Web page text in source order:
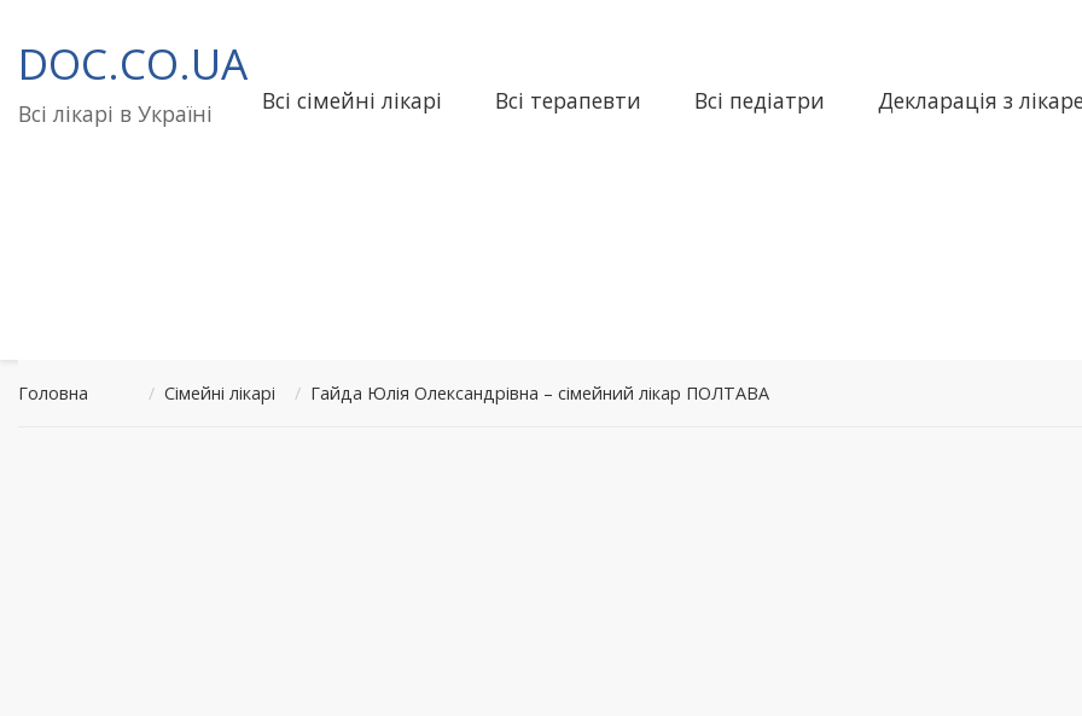
до
вмісту
DOC.CO.UA
Всі лікарі в Україні Всі сімейні лікарі Всі терапевти Всі педіатри Декларація з
Головна / Сімейні лікарі / Гайда Юлія Олександрівна – сімейний лікар ПОЛТАВА